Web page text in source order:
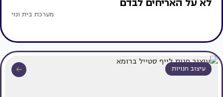
מערכת בית ונוי
עיצוב חנויות